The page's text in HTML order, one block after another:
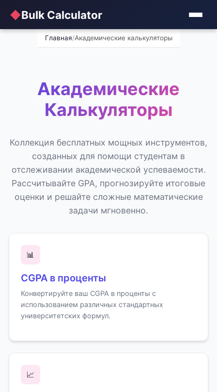
◆Bulk Calculator
Главная/Академические калькуляторы
Академические
Калькуляторы
Коллекция бесплатных мощных инструментов,
созданных для помощи студентам в
отслеживании академической успеваемости.
Рассчитывайте GPA, прогнозируйте итоговые
оценки и решайте сложные математические
задачи мгновенно.
📊
CGPA в проценты
Конвертируйте ваш CGPA в проценты с
использованием различных стандартных
университетских формул.
📈